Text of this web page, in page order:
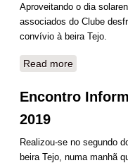
Aproveitando o dia
associados do Clube
convívio à beira Tejo.
Read moreabout
Encontro
2019
Realizou-se no segundo
beira Tejo, numa manhã